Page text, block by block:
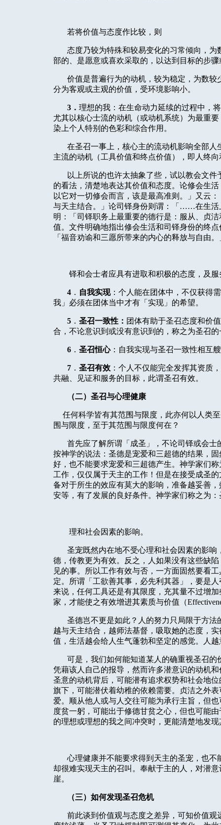
若将价值与态度作比较，则
态度乃较为特殊和较易变化的习常倾向，
部的、是愿意或喜欢采取的，以达到目标的步骤
价值是普遍行为的动机，较为稳定，为数
分为客观或主观的价值，受环境影响小。
3． 理想的我：在生命动力延续的过程中，
尤其以核心士流的动机（或动机系统）为最重
染上个人特别的色彩和综合作用。
在圣召一事上，核心主的流动机影响全部
主流的动机（工具价值和终点价值），即人终
以上所说的也许太抽象了些，试以教会文
的看法，清楚地表达其价值和态度。论修会生
以它对一切修会而言，该是最高准则。」又云
与天主结合。」论司铎身份则谓：「……在生活
明：「司铎职务上最重要的德行是：服从、贞
值。文件明确地指出修会生活和司铎身份的终
「福音劝谕和三愿所带来的内心的释放与自由
铎和会士者应具有进取和积极的态度，及
4． 自我实现：个人能在团体中，不仅获得
我」必须在团体当中才有「实现」的希望。
5． 圣召一致性： 团体有助于圣召态度和价
合，不论意识到或没有意识到的，称之为圣召的
6． 圣召恒心：自我实现与圣召一致性相互
7． 圣召有效：个人不仅能完全发挥其资质
共融、见证和服务的目标，此谓圣召有效。
（二）圣召与心理健康
任何科学皆有其范围与限度，此亦何以人类
围与限度，至于其范围与限度何在？
首先应了解所谓「成圣」，不论司铎或会
按神学的说法：圣德是宠爱和三超德的结果，
好，也不能要求宠爱和三超德产生。神学家们
工作，仅仅属于天主的工作！但是在接受成圣
备对于所生的效应有莫大的影响，准备越妥善
安等，有了发展的良好条件。神学家们称之为
理和社会因素的影响。
圣宠既然内在地不受心理和社会因素的影
德，传教更为有效。反之，人如果没有这些缺
见的事。所以工作有效与否，一方面固然要看
定。所谓「工欲善其事，必先利其器」，要是
来说，任何工具还是有其限度，充其量不过增
家，才能使之有效增进其素质与价值（
圣德岂不更是如此？人的努力只局限于方
越与天主结合，越师法基督，吸取她的态度，
值，生活越会给人生气蓬勃和坚定的感觉。人
可是，我们如何能知道某人的确重视圣召
凭藉该人自己的报导，然而许多潜意识的动机
圣意的动机背后，可能潜有追求权势和社会地
旗下，可能潜伏着幼稚的依赖需要。贞洁之外
爱。顺从他人或与人交往可能为承行主旨，但
度贫一躬，可能出于修德甘贫之心，但也可能
的理想或理想的我之间冲突时，更能清楚地发
心理健康并不能要求得到天主的圣宠，也
却很难实现天主的召叫。奉献于主的人，对潜
崖。
（三）如何发现圣召危机
前此谈到价值观与态度之差异，可知价值